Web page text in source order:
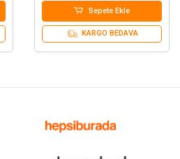
Sepete Ekle
KARGO BEDAVA